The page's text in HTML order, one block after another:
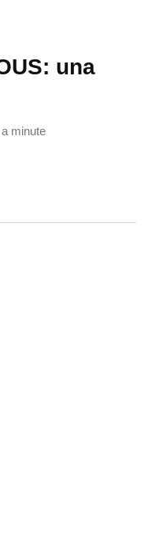
una
minute